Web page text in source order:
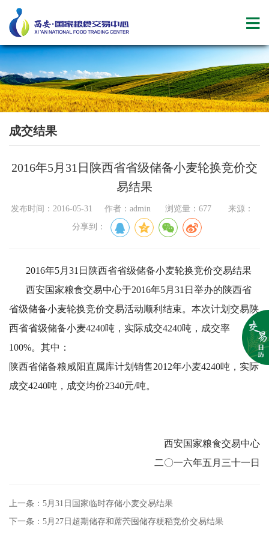
成交结果
2016年5月31日陕西省省级储备小麦轮换竞价交
易结果
发布时间：2016-05-31 作者：admin 浏览量：677 来源：
分享到：
2016年5月31日陕西省省级储备小麦轮换竞价交易结果
西安国家粮食交易中心于2016年5月31日举办的陕西省
省级储备小麦轮换竞价交易活动顺利结束。本次计划交易陕
西省省级储备小麦4240吨，实际成交4240吨，成交率
100%。其中：
陕西省储备粮咸阳直属库计划销售2012年小麦4240吨，实际
成交4240吨，成交均价2340元/吨。
西安国家粮食交易中心
二〇一六年五月三十一日
上一条：5月31日国家临时存储小麦交易结果
下一条：5月27日超期储存和蓆茓囤储存粳稻竞价交易结果